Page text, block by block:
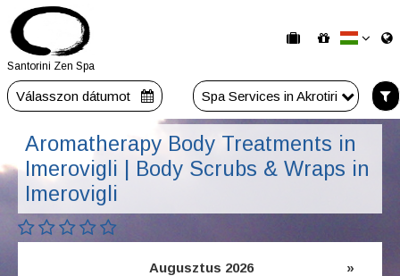
Santorini Zen Spa
Válasszon dátumot Spa Services in Akrotiri
Aromatherapy Body Treatments in
Imerovigli | Body Scrubs & Wraps in
Imerovigli
Augusztus 2026 »